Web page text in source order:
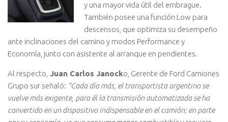
y una mayor vida útil del embrague.
También posee una función Low para
descensos, que optimiza su desempeño
ante inclinaciones del camino y modos Performance y
Economía, junto con asistente al arranque en pendientes.
Al respecto, Juan Carlos Janocko, Gerente de Ford Camiones
Grupo sur señaló: “Cada día más, el transportista argentino se
vuelve más exigente, para él la transmisión automatizada se ha
convertido en un dispositivo indispensable en el camión; en parte